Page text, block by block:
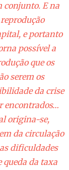
conjunto. E na
e portanto
possível a
que os
serem os
da crise
encontrados…
origina-se,
da circulação
dificuldades
queda da taxa